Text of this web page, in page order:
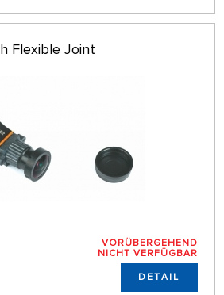
Flexible Joint
VORÜBERGEHEND
NICHT VERFÜGBAR
DETAIL